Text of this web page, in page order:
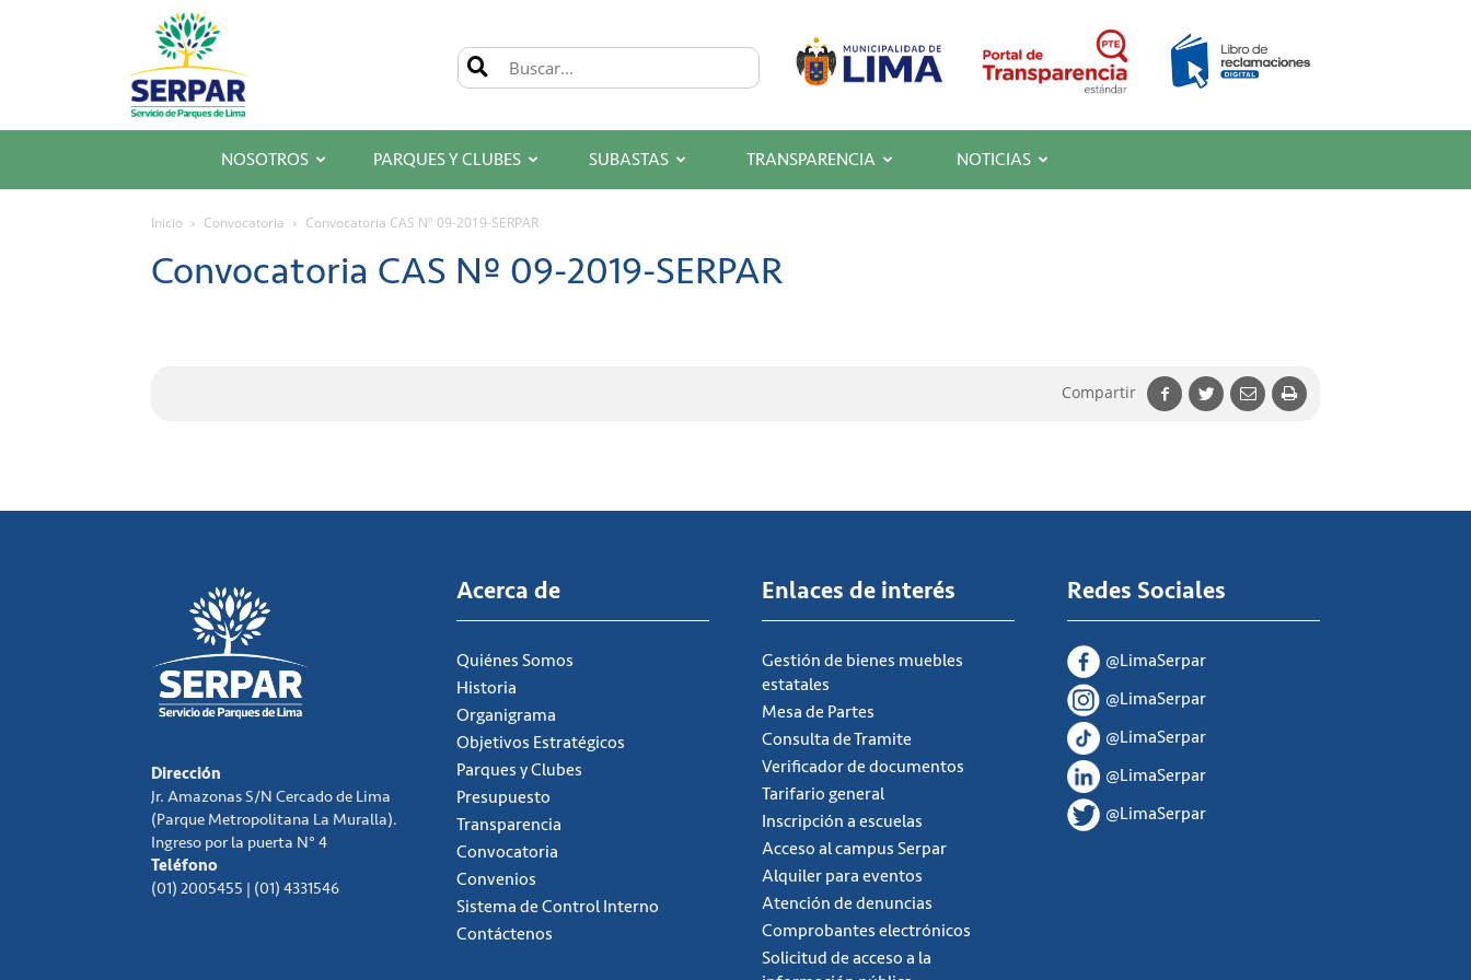
SERPAR
–
Servicio
de
Parques
de
NOSOTROS PARQUES Y CLUBES SUBASTAS TRANSPARENCIA NOTICIAS
Inicio Convocatoria Convocatoria CAS Nº 09-2019-SERPAR
Convocatoria CAS Nº 09-2019-SERPAR
Compartir
Dirección
Jr. Amazonas S/N Cercado de Lima
(Parque Metropolitana La Muralla).
Ingreso por la puerta N° 4
Teléfono
(01) 2005455 | (01) 4331546
Acerca de
Quiénes Somos
Historia
Organigrama
Objetivos Estratégicos
Parques y Clubes
Presupuesto
Transparencia
Convocatoria
Convenios
Sistema de Control Interno
Contáctenos
Enlaces de interés
Gestión de bienes muebles
estatales
Mesa de Partes
Consulta de Tramite
Verificador de documentos
Tarifario general
Inscripción a escuelas
Acceso al campus Serpar
Alquiler para eventos
Atención de denuncias
Comprobantes electrónicos
Solicitud de acceso a la
Redes Sociales
@LimaSerpar
@LimaSerpar
@LimaSerpar
@LimaSerpar
@LimaSerpar